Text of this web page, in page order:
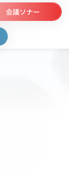
会議ソナー